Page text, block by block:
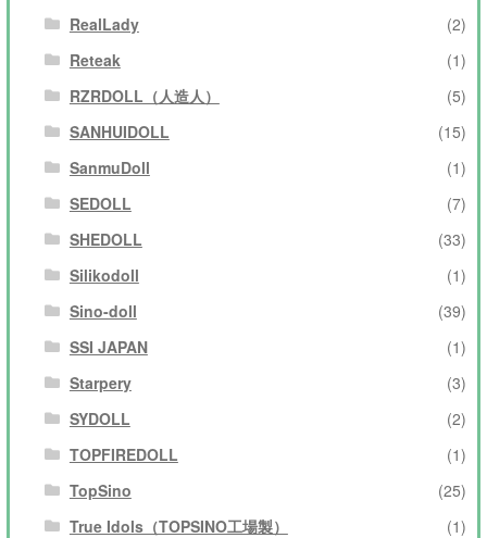
RealLady
(2)
Reteak
(1)
RZRDOLL（人造人）
(5)
SANHUIDOLL
(15)
SanmuDoll
(1)
SEDOLL
(7)
SHEDOLL
(33)
Silikodoll
(1)
Sino-doll
(39)
SSI JAPAN
(1)
Starpery
(3)
SYDOLL
(2)
TOPFIREDOLL
(1)
TopSino
(25)
True Idols（TOPSINO工場製）
(1)